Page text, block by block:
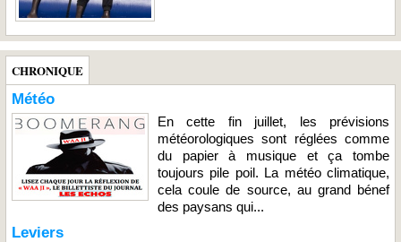
CHRONIQUE
Météo
En cette fin juillet, les prévisions
météorologiques sont réglées comme
du papier à musique et ça tombe
toujours pile poil. La météo climatique,
cela coule de source, au grand bénef
des paysans qui...
Leviers